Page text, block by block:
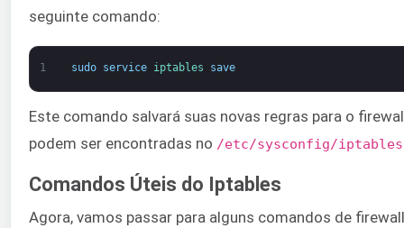
seguinte comando:
1 sudo service iptables save
Este comando salvará suas novas regras para o
podem ser encontradas no /etc/sysconfig/iptables​
Comandos Úteis do Iptables
Agora, vamos passar para alguns comandos de